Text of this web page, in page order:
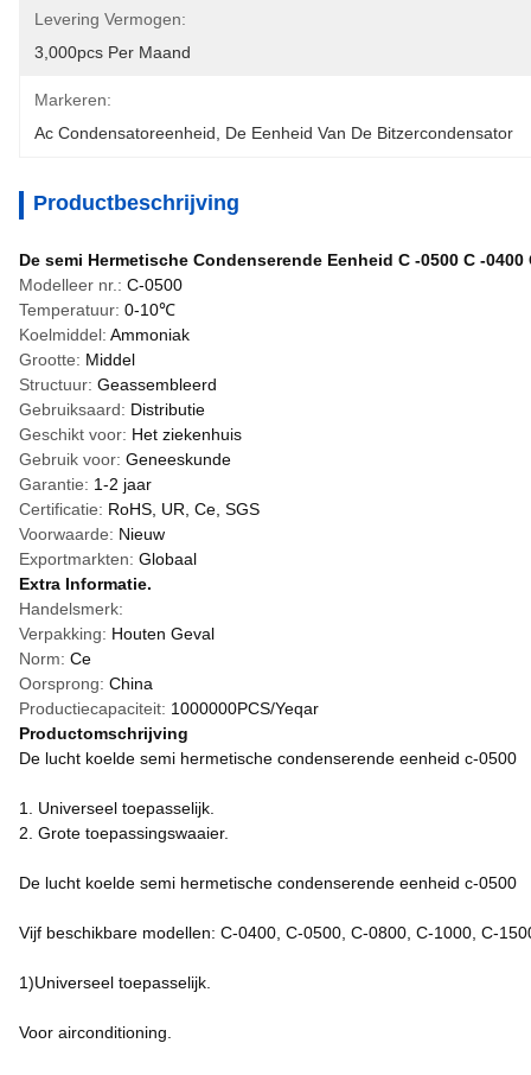
Levering Vermogen:
3,000pcs Per Maand
Markeren:
Ac Condensatoreenheid
De Eenheid Van De Bitzercondensator
Productbeschrijving
De semi Hermetische Condenserende Eenheid C -0500 C -0400
Modelleer nr.: C-0500
Temperatuur: 0-10℃
Koelmiddel: Ammoniak
Grootte: Middel
Structuur: Geassembleerd
Gebruiksaard: Distributie
Geschikt voor: Het ziekenhuis
Gebruik voor: Geneeskunde
Garantie: 1-2 jaar
Certificatie: RoHS, UR, Ce, SGS
Voorwaarde: Nieuw
Exportmarkten: Globaal
Extra Informatie.
Handelsmerk:
Verpakking: Houten Geval
Norm: Ce
Oorsprong: China
Productiecapaciteit: 1000000PCS/Yeqar
Productomschrijving
De lucht koelde semi hermetische condenserende eenheid c-0500
1. Universeel toepasselijk.
2. Grote toepassingswaaier.
De lucht koelde semi hermetische condenserende eenheid c-0500
Vijf beschikbare modellen: C-0400, C-0500, C-0800, C-1000, C-
1)Universeel toepasselijk.
Voor airconditioning.